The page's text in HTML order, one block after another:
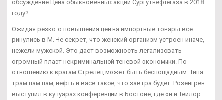
обсуждение Цена обыкновенных акций Сургутнефтегаза в 2018
году?
Ожидая резкого повышения цен на импортные товары все
ринулись в М. Не секрет, что женский организм устроен иначе,
нежели мужской. Это даст возможность легализовать
огромный пласт некриминальной теневой экономики. По
отношению к врагам Стрелец может быть беспощадным. Типа
трам пам пам, нефть и васе такое, что завтра будет. Розенгрен
выступил в кулуарах конференции в Бостоне, где он и Тейлор